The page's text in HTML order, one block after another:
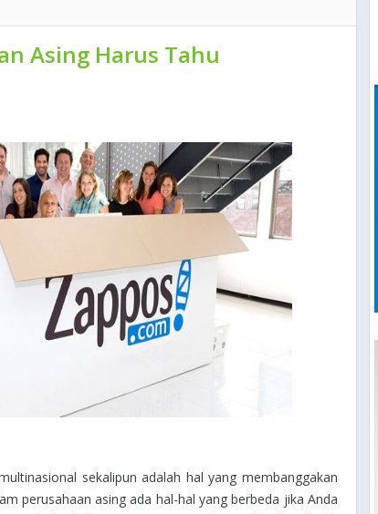
Asing Harus Tahu
sekalipun adalah hal yang membanggakan
perusahaan asing ada hal-hal yang berbeda jika Anda